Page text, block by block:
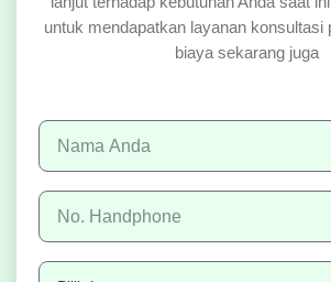
untuk mendapatkan layanan konsultasi
biaya sekarang juga